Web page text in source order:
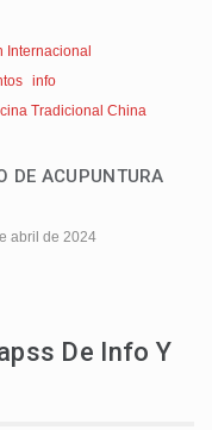
Internacional
info
Tradicional China
DE ACUPUNTURA
abril de 2024
De Info Y